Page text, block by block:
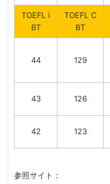
TOEFL i
BT
TOEFL C
BT
44 129
43 126
42 123
参照サイト：